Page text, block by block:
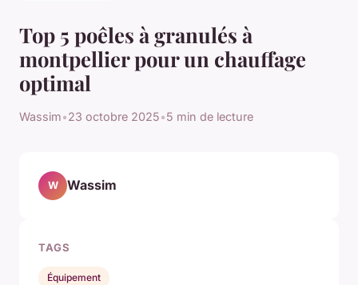
Top 5 poêles à granulés à
montpellier pour un chauffage
optimal
Wassim•23 octobre 2025•5 min de lecture
W Wassim
TAGS
Équipement